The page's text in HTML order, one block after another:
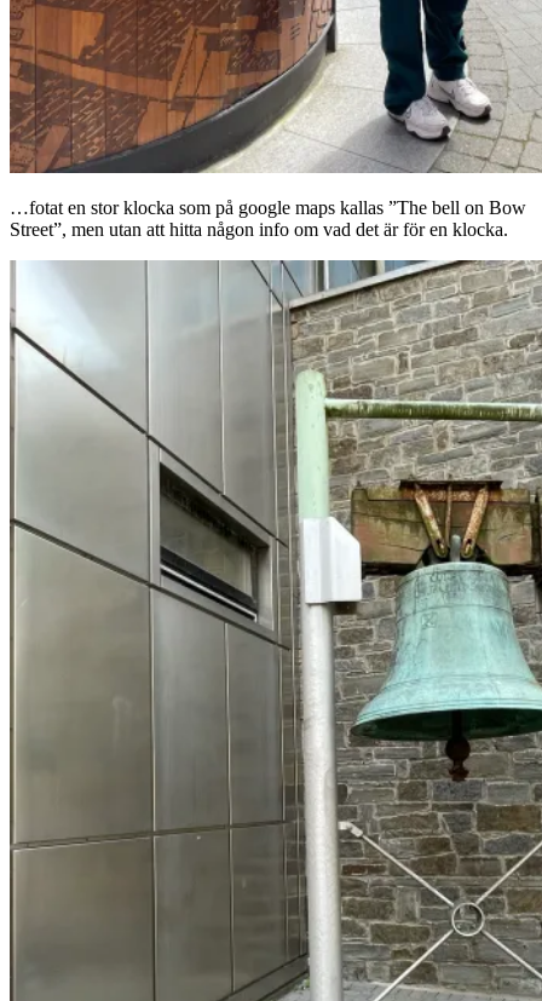
…fotat en stor klocka som på google maps kallas ”The bell on Bow
Street”, men utan att hitta någon info om vad det är för en klocka.